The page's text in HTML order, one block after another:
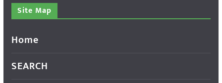
Site Map
Home
SEARCH